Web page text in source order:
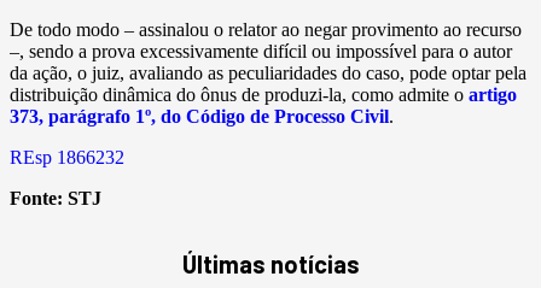
De todo modo – assinalou o relator ao negar provimento ao recurso
–, sendo a prova excessivamente difícil ou impossível para o autor
da ação, o juiz, avaliando as peculiaridades do caso, pode optar pela
distribuição dinâmica do ônus de produzi-la, como admite o artigo
373, parágrafo 1º, do Código de Processo Civil.
REsp 1866232
Fonte: STJ
Últimas notícias